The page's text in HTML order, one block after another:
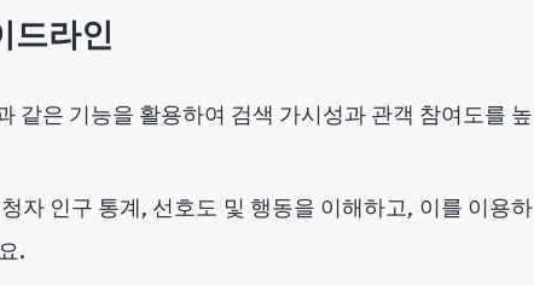
드라인
같은 기능을 활용하여 검색 가시성과 관객 참여도를 높
자 인구 통계, 선호도 및 행동을 이해하고, 이를 이용하
.